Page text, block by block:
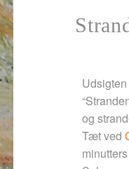
og
Tæt ved